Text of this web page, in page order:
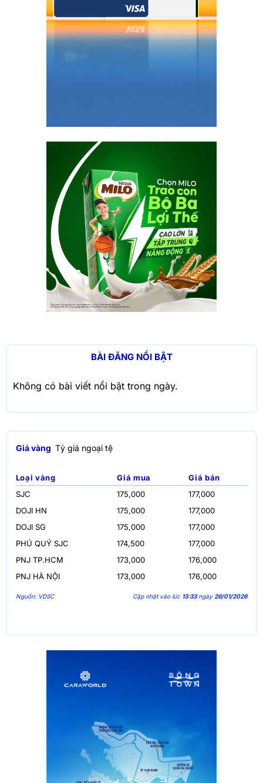
BÀI ĐĂNG NỔI BẬT
Không có bài viết nổi bật trong ngày.
Giá vàng Tỷ giá ngoại tệ
Loại vàng Giá mua
Giá bán
SJC
175,000
177,000
DOJI HN
175,000
177,000
DOJI SG
175,000
177,000
PHÚ QUÝ SJC
174,500
177,000
PNJ TP.HCM
173,000
176,000
PNJ HÀ NỘI
173,000 176,000
Nguồn: VDSC Cập nhật vào lúc 13:33ngày 26/01/2026